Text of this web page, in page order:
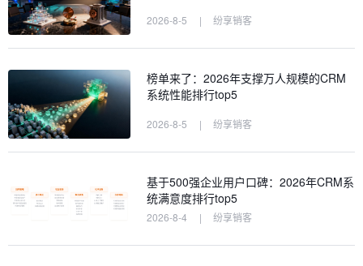
2026-8-5 | 纷享销客
榜单来了：2026年支撑万人规模的CRM
系统性能排行top5
2026-8-5 | 纷享销客
基于500强企业用户口碑：2026年CRM系
统满意度排行top5
2026-8-4 | 纷享销客